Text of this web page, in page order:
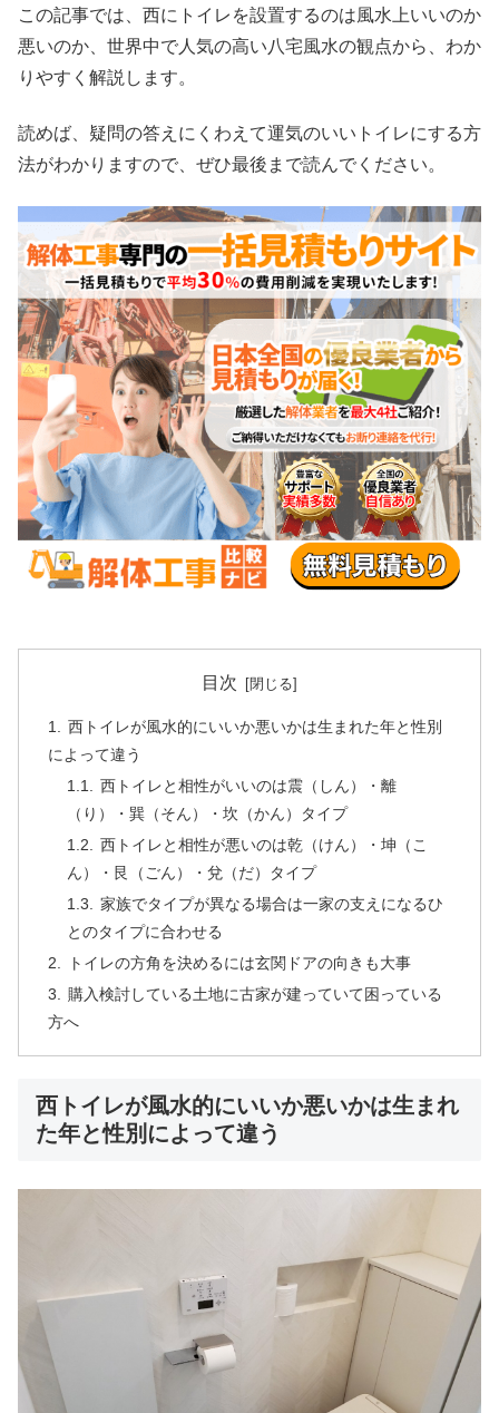
この記事では、西にトイレを設置するのは風水上いいのか
悪いのか、世界中で人気の高い八宅風水の観点から、わか
りやすく解説します。
読めば、疑問の答えにくわえて運気のいいトイレにする方
法がわかりますので、ぜひ最後まで読んでください。
目次
西トイレが風水的にいいか悪いかは生まれた年と性別
によって違う
西トイレと相性がいいのは震（しん）・離
（り）・巽（そん）・坎（かん）タイプ
西トイレと相性が悪いのは乾（けん）・坤（こ
ん）・艮（ごん）・兌（だ）タイプ
家族でタイプが異なる場合は一家の支えになるひ
とのタイプに合わせる
トイレの方角を決めるには玄関ドアの向きも大事
購入検討している土地に古家が建っていて困っている
方へ
西トイレが風水的にいいか悪いかは生まれ
た年と性別によって違う